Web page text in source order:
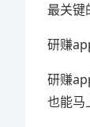
最关键
研赚
研赚
也能马